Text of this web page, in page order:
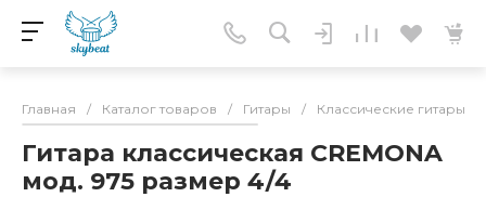
Главная / Каталог товаров / Гитары / Классические гитары
Гитара классическая CREMONA
мод. 975 размер 4/4